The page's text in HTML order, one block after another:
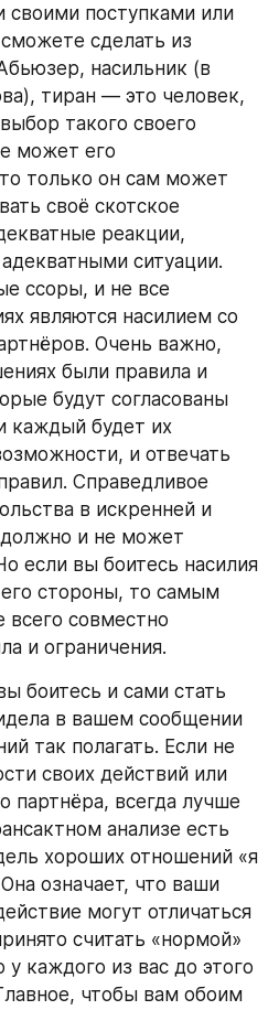
своими поступками или
сделать из
насильник (в
тиран — это человек,
такого своего
может его
только он сам может
своё скотское
реакции,
ситуации.
ссоры, и не все
являются насилием со
Очень важно,
были правила и
будут согласованы
каждый будет их
и отвечать
Справедливое
в искренней и
и не может
если вы боитесь насилия
его стороны, то самым
совместно
и ограничения.
боитесь и сами стать
в вашем сообщении
так полагать. Если не
своих действий или
партнёра, всегда лучше
анализе есть
хороших отношений «я
означает, что ваши
могут отличаться
считать «нормой»
у каждого из вас до этого
чтобы вам обоим